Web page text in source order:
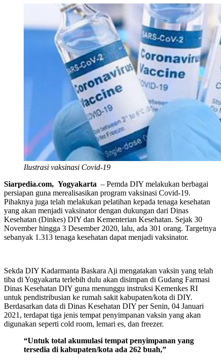
Ilustrasi vaksinasi Covid-19
Siarpedia.com, Yogyakarta – Pemda DIY melakukan berbagai
persiapan guna merealisasikan program vaksinasi Covid-19.
Pihaknya juga telah melakukan pelatihan kepada tenaga kesehatan
yang akan menjadi vaksinator dengan dukungan dari Dinas
Kesehatan (Dinkes) DIY dan Kementerian Kesehatan. Sejak 30
November hingga 3 Desember 2020, lalu, ada 301 orang. Targetnya
sebanyak 1.313 tenaga kesehatan dapat menjadi vaksinator.
Sekda DIY Kadarmanta Baskara Aji mengatakan vaksin yang telah
tiba di Yogyakarta terlebih dulu akan disimpan di Gudang Farmasi
Dinas Kesehatan DIY guna menunggu instruksi Kemenkes RI
untuk pendistribusian ke rumah sakit kabupaten/kota di DIY.
Berdasarkan data di Dinas Kesehatan DIY per Senin, 04 Januari
2021, terdapat tiga jenis tempat penyimpanan vaksin yang akan
digunakan seperti cold room, lemari es, dan freezer.
“Untuk total akumulasi tempat penyimpanan yang
tersedia di kabupaten/kota ada 262 buah,”